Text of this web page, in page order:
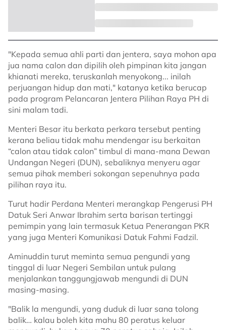
"Kepada semua ahli parti dan jentera, saya mohon apa
jua nama calon dan dipilih oleh pimpinan kita jangan
khianati mereka, teruskanlah menyokong... inilah
perjuangan hidup dan mati," katanya ketika berucap
pada program Pelancaran Jentera Pilihan Raya PH di
sini malam tadi.
Menteri Besar itu berkata perkara tersebut penting
kerana beliau tidak mahu mendengar isu berkaitan
“calon atau tidak calon” timbul di mana-mana Dewan
Undangan Negeri (DUN), sebaliknya menyeru agar
semua pihak memberi sokongan sepenuhnya pada
pilihan raya itu.
Turut hadir Perdana Menteri merangkap Pengerusi PH
Datuk Seri Anwar Ibrahim serta barisan tertinggi
pemimpin yang lain termasuk Ketua Penerangan PKR
yang juga Menteri Komunikasi Datuk Fahmi Fadzil.
Aminuddin turut meminta semua pengundi yang
tinggal di luar Negeri Sembilan untuk pulang
menjalankan tanggungjawab mengundi di DUN
masing-masing.
"Balik la mengundi, yang duduk di luar sana tolong
balik… kalau boleh kita mahu 80 peratus keluar